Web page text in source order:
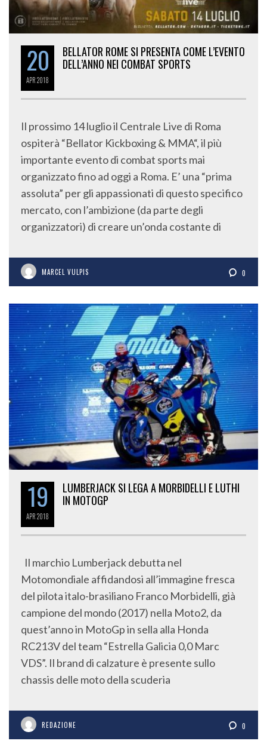
20
APR2018
BELLATOR ROME SI PRESENTA COME L’EVENTO
DELL’ANNO NEI COMBAT SPORTS
Il prossimo 14 luglio il Centrale Live di Roma
ospiterà “Bellator Kickboxing & MMA“, il più
importante evento di combat sports mai
organizzato fino ad oggi a Roma. E’ una “prima
assoluta” per gli appassionati di questo specifico
mercato, con l’ambizione (da parte degli
organizzatori) di creare un’onda costante di
MARCEL VULPIS 0
19
APR2018
LUMBERJACK SI LEGA A MORBIDELLI E LUTHI
IN MOTOGP
Il marchio Lumberjack debutta nel
Motomondiale affidandosi all’immagine fresca
del pilota italo-brasiliano Franco Morbidelli, già
campione del mondo (2017) nella Moto2, da
quest’anno in MotoGp in sella alla Honda
RC213V del team “Estrella Galicia 0,0 Marc
VDS”. Il brand di calzature è presente sullo
chassis delle moto della scuderia
REDAZIONE 0